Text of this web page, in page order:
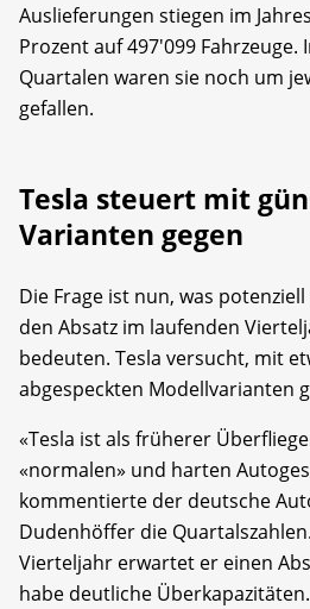
Auslieferungen stiegen im
Prozent auf 497'099
Quartalen waren sie noch um
gefallen.
Tesla steuert mit
Varianten gegen
Die Frage ist nun, was
den Absatz im laufenden
bedeuten. Tesla versucht, mit
abgespeckten Modellvarianten
«Tesla ist als früherer
«normalen» und harten
kommentierte der deutsche
Dudenhöffer die
Vierteljahr erwartet er einen
habe deutliche